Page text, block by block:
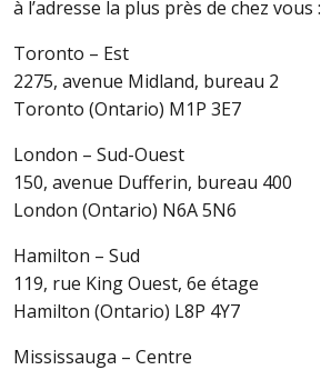
à l’adresse la plus près de chez vous :
Toronto – Est
2275, avenue Midland, bureau 2
Toronto (Ontario) M1P 3E7
London – Sud-Ouest
150, avenue Dufferin, bureau 400
London (Ontario) N6A 5N6
Hamilton – Sud
119, rue King Ouest, 6e étage
Hamilton (Ontario) L8P 4Y7
Mississauga – Centre